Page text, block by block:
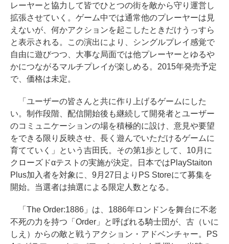
レーヤーと協力して皆でひとつの街を敵から守り運営し
拡張させていく。ゲーム中では通常他のプレーヤーは見
えないが、何かアクションを起こしたときだけうっすら
と表示される。この演出により、シングルプレイ感覚で
自由に遊びつつ、大事な局面では他プレーヤーとゆるや
かにつながるマルチプレイが楽しめる。2015年発売予定
で、価格は未定。
「ユーザーの皆さんと共に作り上げるゲームにした
い。制作段階、配信開始後も継続して開発者とユーザー
のコミュニケーションの場を積極的に設け、意見や要望
をできる限り反映させ、長く遊んでいただけるゲームに
育てていく」という吉田氏。その第1歩として、10月に
クローズドαテストの実施が決定。日本ではPlayStaiton
Plus加入者を対象に、9月27日よりPS Storeにて募集を
開始。当選者は抽選による限定人数となる。
「The Order:1886」は、1886年ロンドンを舞台に不老
不死の力を持つ「Order」と呼ばれる騎士団が、古（いに
しえ）からの敵と戦うアクション・アドベンチャー。PS